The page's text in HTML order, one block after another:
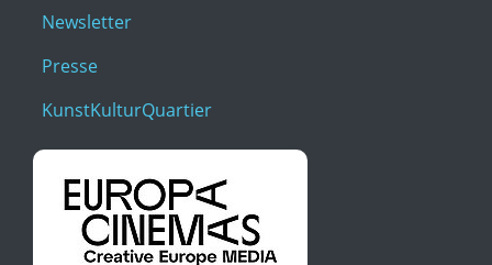
Newsletter
Presse
KunstKulturQuartier